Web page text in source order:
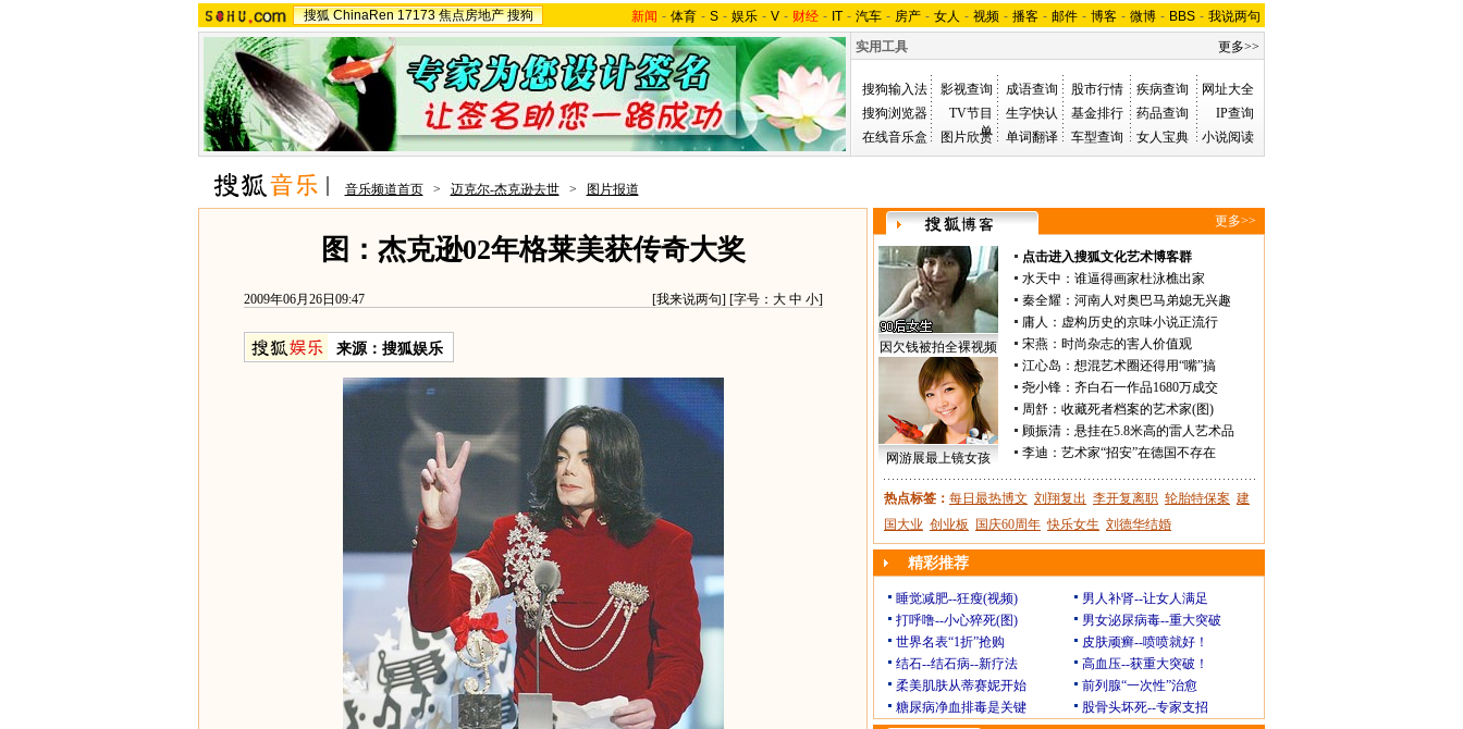
搜狐 ChinaRen 17173 焦点房地产 搜狗 新闻 - 体育 - S - 娱乐 - V - 财经 - IT - 汽车 - 房产 - 女人 - 视频 - 播客 - 邮件 - 博客 - 微博 - BBS - 我说两句
实用工具
更多>>
搜狗输入法 影视查询 成语查询 股市行情 疾病查询
网址大全
搜狗浏览器
TV节目
单
生字快认 基金排行 药品查询
IP查询
在线音乐盒
图片欣赏 单词翻译 车型查询 女人宝典 小说阅读
音乐频道首页 > 迈克尔-杰克逊去世 > 图片报道
图：杰克逊02年格莱美获传奇大奖
2009年06月26日09:47 [我来说两句] [字号： 大 中 小]
来源： 搜狐娱乐
更多>>
因欠钱被拍全裸视频
网游展最上镜女孩
点击进入搜狐文化艺术博客群
水天中 ： 谁逼得画家杜泳樵出家
秦全耀 ： 河南人对奥巴马弟媳无兴趣
庸人 ： 虚构历史的京味小说正流行
宋燕 ： 时尚杂志的害人价值观
江心岛 ： 想混艺术圈还得用“嘴”搞
尧小锋 ： 齐白石一作品1680万成交
周舒 ： 收藏死者档案的艺术家(图)
顾振清 ： 悬挂在5.8米高的雷人艺术品
李迪 ： 艺术家“招安”在德国不存在
热点标签： 每日最热博文 刘翔复出 李开复离职 轮胎特保案 建
国大业 创业板 国庆60周年 快乐女生 刘德华结婚
精彩推荐
睡觉减肥--狂瘦(视频)
男人补肾--让女人满足
打呼噜--小心猝死(图)
男女泌尿病毒--重大突破
世界名表“1折”抢购
皮肤顽癣--喷喷就好！
结石--结石病--新疗法
高血压--获重大突破！
柔美肌肤从蒂赛妮开始
前列腺“一次性”治愈
糖尿病净血排毒是关键
股骨头坏死--专家支招